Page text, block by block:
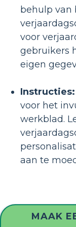
behulp van
voor
gebruikers
eigen
Instructies:
voor het
werkblad.
aan te
MAAK